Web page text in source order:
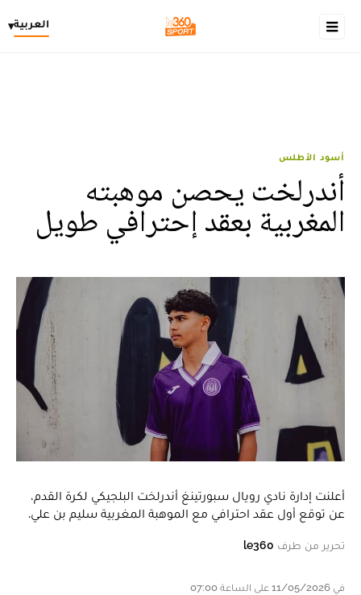
العربية▾
أسود الأطلس
أندرلخت يحصن موهبته
المغربية بعقد إحترافي طويل
أعلنت إدارة نادي رويال سبورتينغ أندرلخت البلجيكي لكرة القدم،
عن توقع أول عقد احترافي مع الموهبة المغربية سليم بن علي.
تحرير من طرف le360
في 11/05/2026 على الساعة 07:00